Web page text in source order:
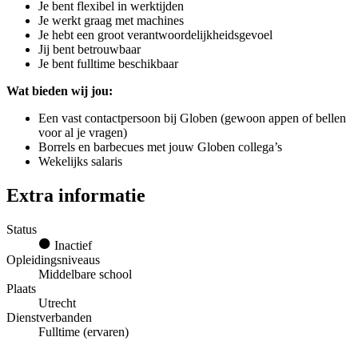
Je bent flexibel in werktijden
Je werkt graag met machines
Je hebt een groot verantwoordelijkheidsgevoel
Jij bent betrouwbaar
Je bent fulltime beschikbaar
Wat bieden wij jou:
Een vast contactpersoon bij Globen (gewoon appen of bellen
voor al je vragen)
Borrels en barbecues met jouw Globen collega’s
Wekelijks salaris
Extra informatie
Status
Inactief
Opleidingsniveaus
Middelbare school
Plaats
Utrecht
Dienstverbanden
Fulltime (ervaren)